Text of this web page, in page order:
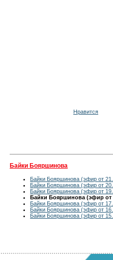
Нравится
Байки Бояршинова
Байки Бояршинова (эфир от
Байки Бояршинова (эфир от
Байки Бояршинова (эфир от
Байки Бояршинова (эфир от
Байки Бояршинова (эфир от
Байки Бояршинова (эфир от
Байки Бояршинова (эфир от